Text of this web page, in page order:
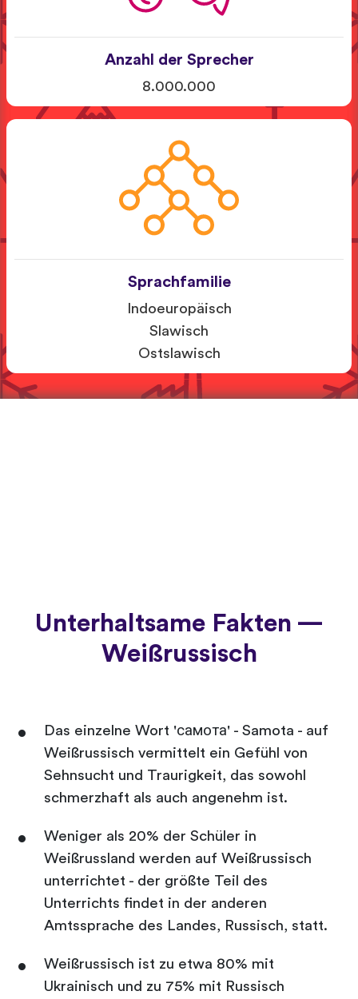
Anzahl der Sprecher
8.000.000
Sprachfamilie
Indoeuropäisch
Slawisch
Ostslawisch
Unterhaltsame Fakten —
Weißrussisch
Das einzelne Wort 'самота' - Samota - auf
Weißrussisch vermittelt ein Gefühl von
Sehnsucht und Traurigkeit, das sowohl
schmerzhaft als auch angenehm ist.
Weniger als 20% der Schüler in
Weißrussland werden auf Weißrussisch
unterrichtet - der größte Teil des
Unterrichts findet in der anderen
Amtssprache des Landes, Russisch, statt.
Weißrussisch ist zu etwa 80% mit
Ukrainisch und zu 75% mit Russisch